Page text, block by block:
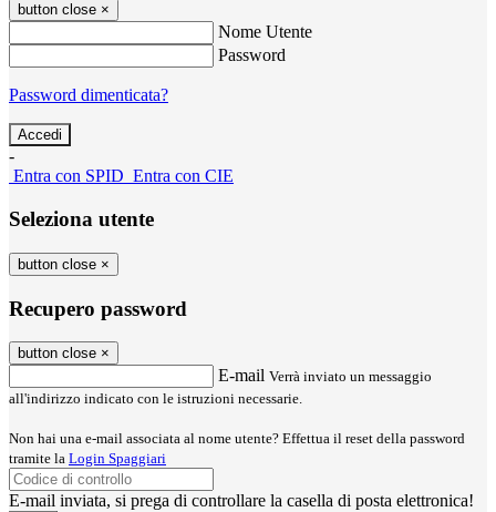
button close ×
Nome Utente
Password
Password dimenticata?
-
Entra con SPID Entra con CIE
Seleziona utente
button close ×
Recupero password
button close ×
E-mail Verrà inviato un messaggio
all'indirizzo indicato con le istruzioni necessarie.
Non hai una e-mail associata al nome utente? Effettua il reset della password
tramite la Login Spaggiari
E-mail inviata, si prega di controllare la casella di posta elettronica!